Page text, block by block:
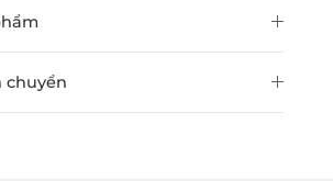
chuyển